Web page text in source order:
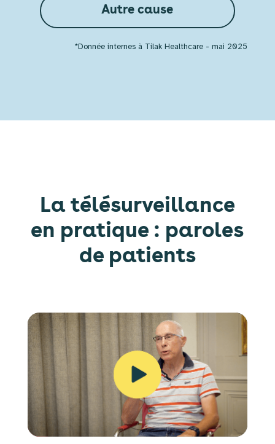
Autre cause
*Donnée internes à Tilak Healthcare - mai 2025
La télésurveillance
en pratique : paroles
de patients